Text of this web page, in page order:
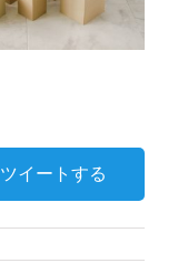
ツイートする